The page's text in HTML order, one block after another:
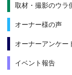
取材・撮影のウラ
オーナー様の声
オーナーアンケー
イベント報告